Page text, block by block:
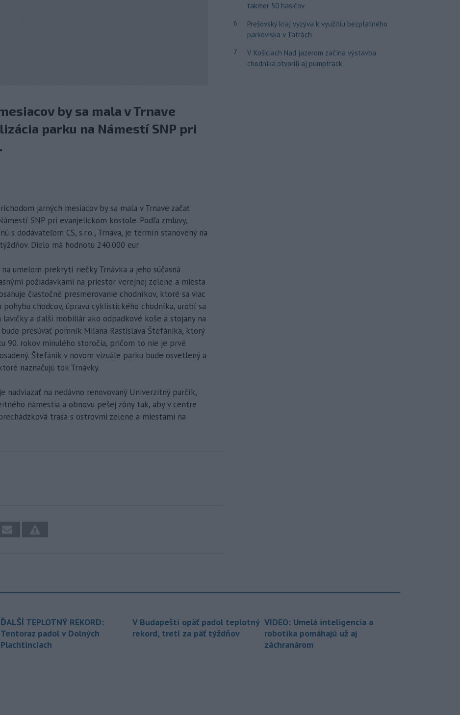
by sa mala v Trnave
parku na Námestí SNP pri
jarných mesiacov by sa mala v Trnave začať
SNP pri evanjelickom kostole. Podľa zmluvy,
s dodávateľom CS, s.r.o., Trnava, je termín stanovený na
Dielo má hodnotu 240.000 eur.
umelom prekrytí riečky Trnávka a jeho súčasná
požiadavkami na priestor verejnej zelene a miesta
čiastočné presmerovanie chodníkov, ktoré sa viac
chodcov, úpravu cyklistického chodníka, urobí sa
lavičky a ďalší mobiliár ako odpadkové koše a stojany na
presúvať pomník Milana Rastislava Štefánika, ktorý
90. rokov minulého storočia, pričom to nie je prvé
Štefánik v novom vizuále parku bude osvetlený a
naznačujú tok Trnávky.
nadviazať na nedávno renovovaný Univerzitný parčík,
námestia a obnovu pešej zóny tak, aby v centre
trasa s ostrovmi zelene a miestami na
takmer 50 hasičov
6
Prešovský kraj vyzýva k využitiu bezplatného
parkoviska v Tatrách
7
V Košiciach Nad jazerom začína výstavba
chodníka,otvorili aj pumptrack
ĎALŠÍ TEPLOTNÝ REKORD:
Tentoraz padol v Dolných
Plachtinciach
V Budapešti opäť padol teplotný
rekord, tretí za päť týždňov
VIDEO: Umelá inteligencia a
robotika pomáhajú už aj
záchranárom